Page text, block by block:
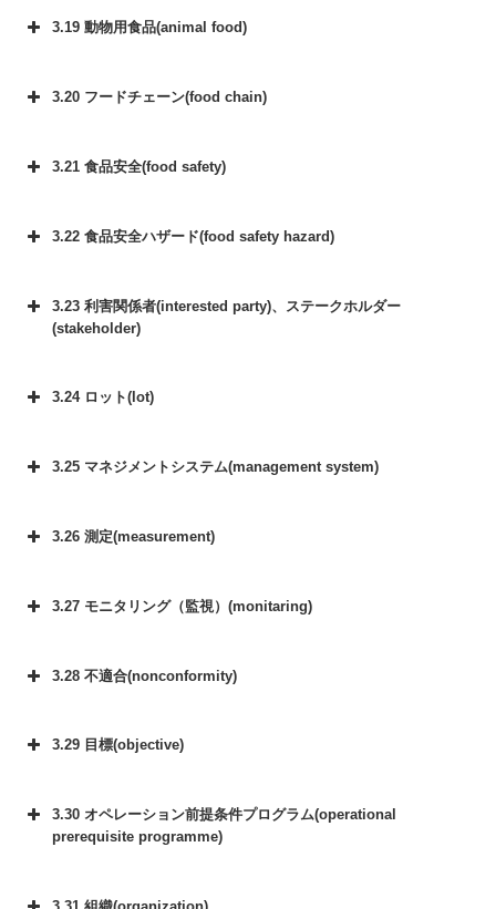
3.19 動物用食品(animal food)
3.20 フードチェーン(food chain)
3.21 食品安全(food safety)
3.22 食品安全ハザード(food safety hazard)
3.23 利害関係者(interested party)、ステークホルダー
(stakeholder)
3.24 ロット(lot)
3.25 マネジメントシステム(management system)
3.26 測定(measurement)
3.27 モニタリング（監視）(monitaring)
3.28 不適合(nonconformity)
3.29 目標(objective)
3.30 オペレーション前提条件プログラム(operational
prerequisite programme)